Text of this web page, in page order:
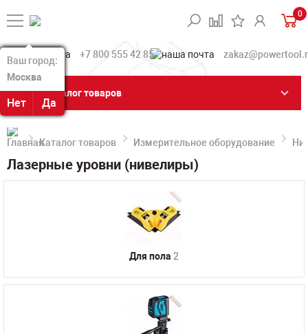
Ваш город:
Москва
Нет Да
Ваш город:
Москва
Нет Да
0
+7 800 555 42 85
Каталог товаров
Каталог товаров Измерительное оборудование
Лазерные уровни (нивелиры)
Для пола 2